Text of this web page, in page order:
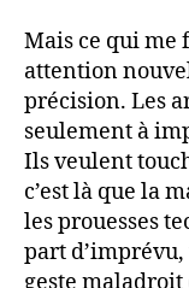
Mais ce qui me
attention
précision. Les
seulement à
Ils veulent
c’est là que la
les prouesses
part